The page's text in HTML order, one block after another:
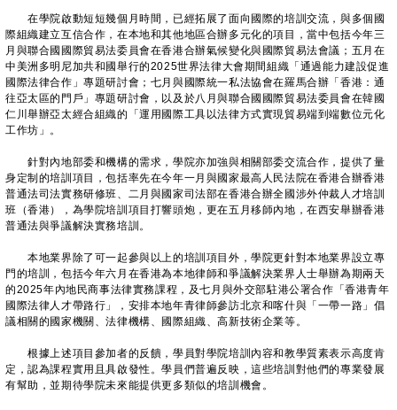
在學院啟動短短幾個月時間，已經拓展了面向國際的培訓交流，與多個國
際組織建立互信合作，在本地和其他地區合辦多元化的項目，當中包括今年三
月與聯合國國際貿易法委員會在香港合辦氣候變化與國際貿易法會議；五月在
中美洲多明尼加共和國舉行的2025世界法律大會期間組織「通過能力建設促進
國際法律合作」專題研討會；七月與國際統一私法協會在羅馬合辦「香港：通
往亞太區的門戶」專題研討會，以及於八月與聯合國國際貿易法委員會在韓國
仁川舉辦亞太經合組織的「運用國際工具以法律方式實現貿易端到端數位元化
工作坊」。
針對內地部委和機構的需求，學院亦加強與相關部委交流合作，提供了量
身定制的培訓項目，包括率先在今年一月與國家最高人民法院在香港合辦香港
普通法司法實務研修班、二月與國家司法部在香港合辦全國涉外仲裁人才培訓
班（香港），為學院培訓項目打響頭炮，更在五月移師內地，在西安舉辦香港
普通法與爭議解決實務培訓。
本地業界除了可一起參與以上的培訓項目外，學院更針對本地業界設立專
門的培訓，包括今年六月在香港為本地律師和爭議解決業界人士舉辦為期兩天
的2025年內地民商事法律實務課程，及七月與外交部駐港公署合作「香港青年
國際法律人才帶路行」，安排本地年青律師參訪北京和喀什與「一帶一路」倡
議相關的國家機關、法律機構、國際組織、高新技術企業等。
根據上述項目參加者的反饋，學員對學院培訓內容和教學質素表示高度肯
定，認為課程實用且具啟發性。學員們普遍反映，這些培訓對他們的專業發展
有幫助，並期待學院未來能提供更多類似的培訓機會。